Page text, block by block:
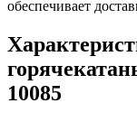
обеспечивает
10085